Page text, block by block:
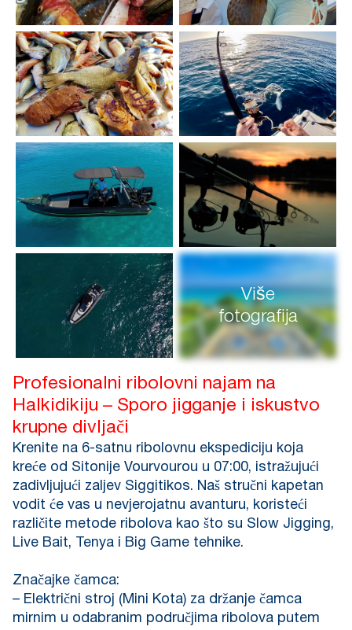
Više
fotografija
Profesionalni ribolovni najam na
Halkidikiju – Sporo jigganje i iskustvo
krupne divljači
Krenite na 6-satnu ribolovnu ekspediciju koja
kreće od Sitonije Vourvourou u 07:00, istražujući
zadivljujući zaljev Siggitikos. Naš stručni kapetan
vodit će vas u nevjerojatnu avanturu, koristeći
različite metode ribolova kao što su Slow Jigging,
Live Bait, Tenya i Big Game tehnike.
Značajke čamca:
– Električni stroj (Mini Kota) za držanje čamca
mirnim u odabranim područjima ribolova putem